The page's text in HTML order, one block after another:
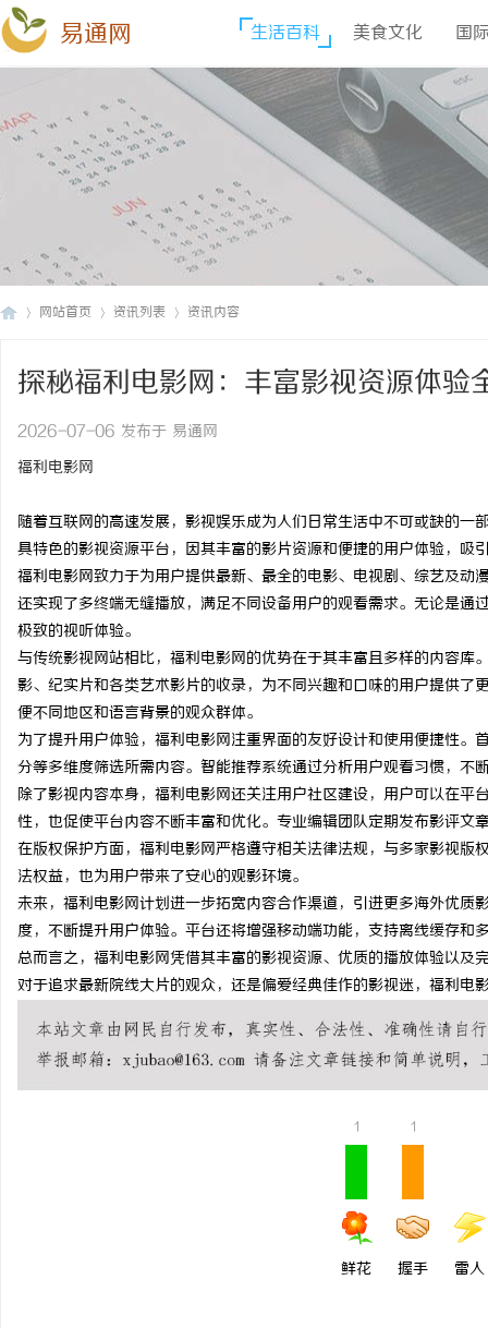
易通网 生活百科 美食文化 国
网站首页 资讯列表 资讯内容
探秘福利电影网：丰富影视资源体验
2026-07-06 发布于 易通网
福利电影网
随着互联网的高速发展，影视娱乐成为人们日常生活中不可或缺的
具特色的影视资源平台，因其丰富的影片资源和便捷的用户体验，吸
福利电影网致力于为用户提供最新、最全的电影、电视剧、综艺及
还实现了多终端无缝播放，满足不同设备用户的观看需求。无论是
极致的视听体验。
与传统影视网站相比，福利电影网的优势在于其丰富且多样的内容
影、纪实片和各类艺术影片的收录，为不同兴趣和口味的用户提供
便不同地区和语言背景的观众群体。
为了提升用户体验，福利电影网注重界面的友好设计和使用便捷性
分等多维度筛选所需内容。智能推荐系统通过分析用户观看习惯，不
除了影视内容本身，福利电影网还关注用户社区建设，用户可以在
性，也促使平台内容不断丰富和优化。专业编辑团队定期发布影评文
在版权保护方面，福利电影网严格遵守相关法律法规，与多家影视
法权益，也为用户带来了安心的观影环境。
未来，福利电影网计划进一步拓宽内容合作渠道，引进更多海外优
度，不断提升用户体验。平台还将增强移动端功能，支持离线缓存和
总而言之，福利电影网凭借其丰富的影视资源、优质的播放体验以
对于追求最新院线大片的观众，还是偏爱经典佳作的影视迷，福利电
1
鲜花
1
握手 雷人
厦门展览公司全方位服
市场开拓